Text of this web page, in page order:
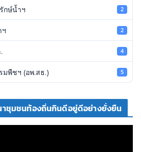
กษ์น้ำฯ 2
2
4
มพืชฯ (อพ.สธ.) 5
าชุมชนท้องถิ่นกินดีอยู่ดีอย่างยั่งยืน